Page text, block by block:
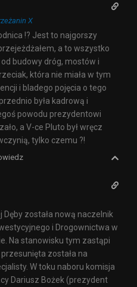
X
!? Jest to najgorszy
a to wszystko
budowy dróg, mostów i
która nie miała w tym
i bladego pojęcia o tego
była kadrową i
powodu prezydentowi
a V-ce Pluto był wręcz
tylko czemu ?!
Dęby została nową naczelnik
i Drogownictwa w
Na stanowisku tym zastąpi
została na
W toku naboru komisja
Dariusz Bożek (prezydent